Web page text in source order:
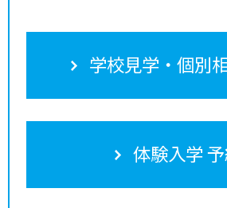
学校見学・個別
体験入学